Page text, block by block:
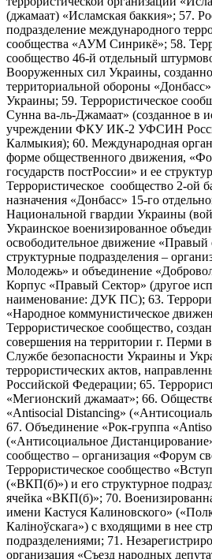
(джамаат) «Исламская баккия»; 57.
подразделение международного
сообщества «АУМ Синрикё»; 58.
сообщество 46-й отдельный
Вооруженных сил Украины,
территориальной обороны
Украины; 59. Террористическое
Сунна ва-ль-Джамаат» (созданное в
учреждении ФКУ ИК-2 УФСИН
Калмыкия); 60. Международная
форме общественного движения,
государств постРоссии» и ее
Террористическое сообщество 2-ой
назначения «Донбасс» 15-го
Национальной гвардии Украины
Украинское военизированное
освободительное движение «Правый
структурные подразделения –
Молодежь» и объединение
Корпус «Правый Сектор» (другое
наименование: ДУК ПС); 63.
«Народное коммунистическое
Террористическое сообщество,
совершения на территории г. Перми
Службе безопасности Украины и
террористических актов,
Российской Федерации; 65.
«Мегионский джамаат»; 66.
«Antisocial Distancing»
67. Объединение «Рок-группа
(«Антисоциальное
сообщество – организация «Форум
Террористическое сообщество
(«ВКП(б)») и его структурное
ячейка «ВКП(б)»; 70.
имени Кастуся Калиновского»
Калiноўскага») с входящими в нее
подразделениями; 71.
организация «Съезд народных